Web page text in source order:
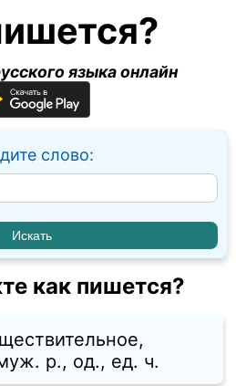
языка онлайн
слово:
как пишется?
p., од., ед. ч.